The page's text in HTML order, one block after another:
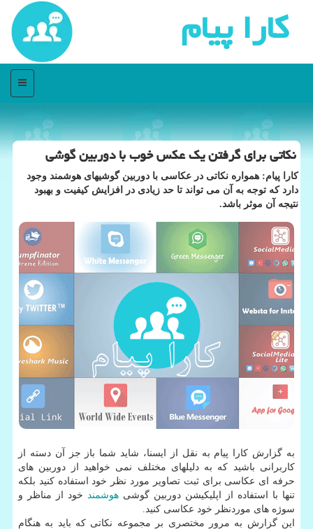
كارا پیام
منو
نكاتی برای گرفتن یك عكس خوب با دوربین گوشی
كارا پیام: همواره نكاتی در عكاسی با دوربین گوشیهای هوشمند وجود
دارد كه توجه به آن می تواند تا حد زیادی در افزایش كیفیت و بهبود
نتیجه آن موثر باشد.
به گزارش كارا پیام به نقل از ایسنا، شاید شما باز جز آن دسته از
كاربرانی باشید كه به دلیلهای مختلف نمی خواهید از دوربین های
حرفه ای عكاسی برای ثبت تصاویر مورد نظر خود استفاده كنید بلكه
تنها با استفاده از اپلیكیشن دوربین گوشی هوشمند خود از مناظر و
سوژه های موردنظر خود عكاسی كنید.
این گزارش به مرور مختصری بر مجموعه نكاتی كه باید به هنگام